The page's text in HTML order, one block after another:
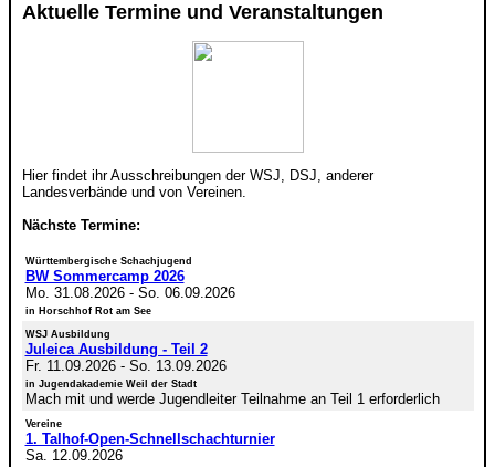
Aktuelle Termine und Veranstaltungen
Hier findet ihr Ausschreibungen der WSJ, DSJ, anderer
Landesverbände und von Vereinen.
Nächste Termine:
Württembergische Schachjugend
BW Sommercamp 2026
Mo. 31.08.2026- So. 06.09.2026
in Horschhof Rot am See
WSJ Ausbildung
Juleica Ausbildung - Teil 2
Fr. 11.09.2026- So. 13.09.2026
in Jugendakademie Weil der Stadt
Mach mit und werde Jugendleiter Teilnahme an Teil 1 erforderlich
Vereine
1. Talhof-Open-Schnellschachturnier
Sa. 12.09.2026